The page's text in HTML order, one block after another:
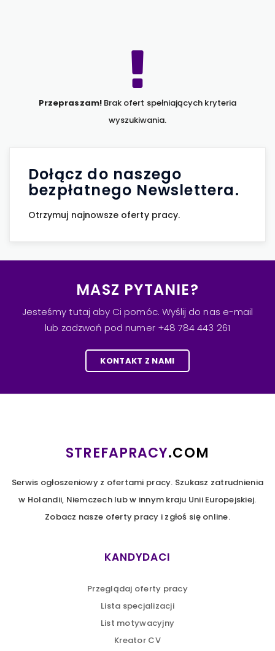
Przepraszam! Brak ofert spełniających kryteria
wyszukiwania.
Dołącz do naszego
bezpłatnego Newslettera.
Otrzymuj najnowsze oferty pracy.
MASZ PYTANIE?
Jesteśmy tutaj aby Ci pomóc. Wyślij do nas e-mail
lub zadzwoń pod numer +48 784 443 261
KONTAKT Z NAMI
STREFAPRACY.COM
Serwis ogłoszeniowy z ofertami pracy. Szukasz zatrudnienia
w Holandii, Niemczech lub w innym kraju Unii Europejskiej.
Zobacz nasze oferty pracy i zgłoś się online.
KANDYDACI
Przeglądaj oferty pracy
Lista specjalizacji
List motywacyjny
Kreator CV